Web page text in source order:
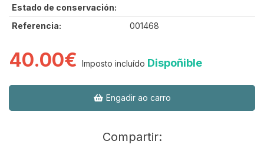
Estado de conservación:
Referencia:
001468
40.00€ Imposto incluído Dispoñible
Engadir ao carro
Compartir: